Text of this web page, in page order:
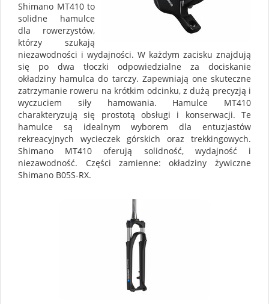
Shimano MT410 to
solidne hamulce
dla rowerzystów,
którzy szukają
niezawodności i wydajności. W każdym zacisku znajdują
się po dwa tłoczki odpowiedzialne za dociskanie
okładziny hamulca do tarczy. Zapewniają one skuteczne
zatrzymanie roweru na krótkim odcinku, z dużą precyzją i
wyczuciem siły hamowania. Hamulce MT410
charakteryzują się prostotą obsługi i konserwacji. Te
hamulce są idealnym wyborem dla entuzjastów
rekreacyjnych wycieczek górskich oraz trekkingowych.
Shimano MT410 oferują solidność, wydajność i
niezawodność. Części zamienne: okładziny żywiczne
Shimano B05S-RX.